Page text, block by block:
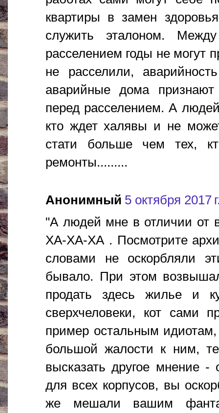
квартиры в замен
служить эталоном.
расселением годы не могут
не расселили,
аварийные дома признают
перед расселением. А
кто ждет халявы и не
стати больше чем тех,
ремонты.........
Анонимный 5 октября 2017
"А людей мне в отличии от
ХА-ХА-ХА . Посмотрите
словами не оскорбляли
бывало. При этом
продать здесь жилье и
сверхчеловеки, кот сами
пример остальным
большой жалости к ним,
высказать другое мнение -
для всех корпусов, вы
же мешали вашим